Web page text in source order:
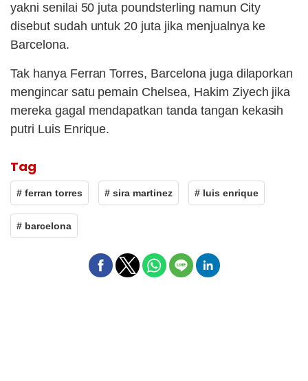
yakni senilai 50 juta poundsterling namun City
disebut sudah untuk 20 juta jika menjualnya ke
Barcelona.
Tak hanya Ferran Torres, Barcelona juga dilaporkan
mengincar satu pemain Chelsea, Hakim Ziyech jika
mereka gagal mendapatkan tanda tangan kekasih
putri Luis Enrique.
Tag
# ferran torres # sira martinez # luis enrique
# barcelona